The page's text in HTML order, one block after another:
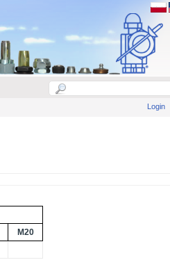
Login
M20